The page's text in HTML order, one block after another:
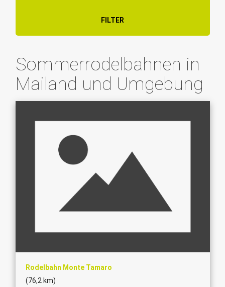
FILTER
Sommerrodelbahnen in
Mailand und Umgebung
Rodelbahn Monte Tamaro
(76,2 km)